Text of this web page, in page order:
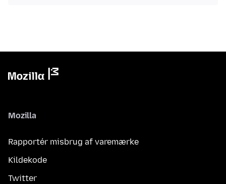
Mozilla
Rapportér misbrug af varemærke
Kildekode
Twitter